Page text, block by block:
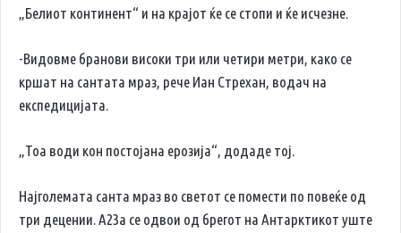
„Белиот континент“ и на крајот ќе се стопи и ќе исчезне.
-Видовме бранови високи три или четири метри, како се
кршат на сантата мраз, рече Иан Стрехан, водач на
експедицијата.
„Тоа води кон постојана ерозија“, додаде тој.
Најголемата санта мраз во светот се помести по повеќе од
три децении. А23а се одвои од брегот на Антарктикот уште